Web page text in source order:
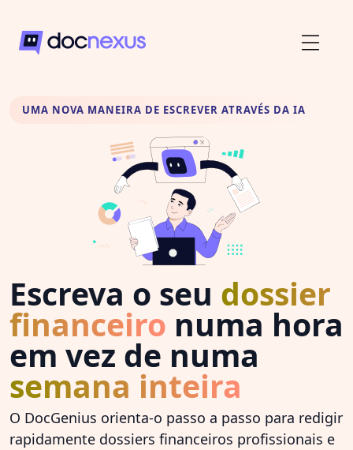
UMA NOVA MANEIRA DE ESCREVER ATRAVÉS DA IA
Escreva o seu dossier
financeiro numa hora
em vez de numa
semana inteira
O DocGenius orienta-o passo a passo para redigir
rapidamente dossiers financeiros profissionais e